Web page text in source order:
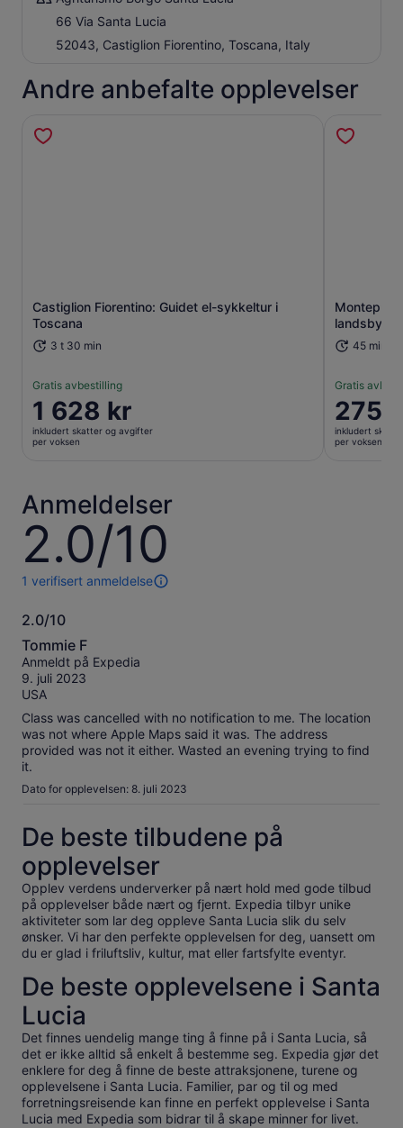
66 Via Santa Lucia
52043, Castiglion Fiorentino, Toscana, Italy
Andre anbefalte opplevelser
Castiglion Fiorentino: Guidet el-sykkeltur i
Toscana
3 t 30 min
Gratis avbestilling
Prisen
er
1 628 kr
1 628 kr
inkludert skatter og avgifter
per voksen
45 min
Gratis
Prisen
er
275 kr
275
inkludert
per voksen
Anmeldelser
2.0/10
2.0
av
10
1 verifisert anmeldelse
1
av
denne
opplevelsen.
Mer
informasjon
om
våre
verifiserte
anmeldelser.
2.0/10
2.0
av
10
Tommie F
Anmeldt på Expedia
9. juli 2023
USA
Class was cancelled with no notification to me. The location
was not where Apple Maps said it was. The address
provided was not it either. Wasted an evening trying to find
it.
Dato for opplevelsen: 8. juli 2023
De beste tilbudene på
opplevelser
Opplev verdens underverker på nært hold med gode tilbud
på opplevelser både nært og fjernt. Expedia tilbyr unike
aktiviteter som lar deg oppleve Santa Lucia slik du selv
ønsker. Vi har den perfekte opplevelsen for deg, uansett om
du er glad i friluftsliv, kultur, mat eller fartsfylte eventyr.
De beste opplevelsene i Santa
Lucia
Det finnes uendelig mange ting å finne på i Santa Lucia, så
det er ikke alltid så enkelt å bestemme seg. Expedia gjør det
enklere for deg å finne de beste attraksjonene, turene og
opplevelsene i Santa Lucia. Familier, par og til og med
forretningsreisende kan finne en perfekt opplevelse i Santa
Lucia med Expedia som bidrar til å skape minner for livet.